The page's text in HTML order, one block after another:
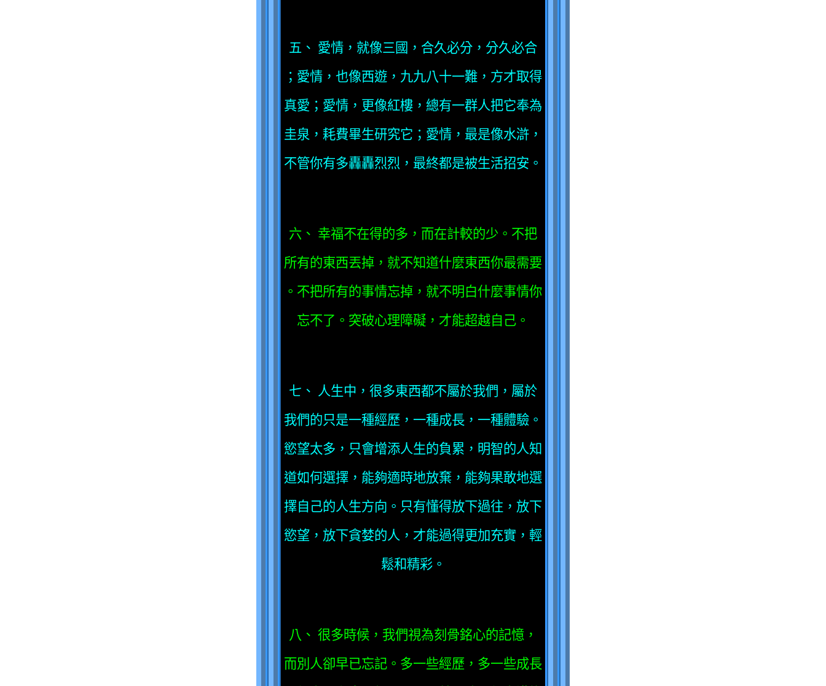
五、 愛情，就像三國，合久必分，分久必合
；愛情，也像西遊，九九八十一難，方才取得
真愛；愛情，更像紅樓，總有一群人把它奉為
圭泉，耗費畢生研究它；愛情，最是像水滸，
不管你有多轟轟烈烈，最終都是被生活招安。
六、 幸福不在得的多，而在計較的少。不把
所有的東西丟掉，就不知道什麼東西你最需要
。不把所有的事情忘掉，就不明白什麼事情你
忘不了。突破心理障礙，才能超越自己。
七、 人生中，很多東西都不屬於我們，屬於
我們的只是一種經歷，一種成長，一種體驗。
慾望太多，只會增添人生的負累，明智的人知
道如何選擇，能夠適時地放棄，能夠果敢地選
擇自己的人生方向。只有懂得放下過往，放下
慾望，放下貪婪的人，才能過得更加充實，輕
鬆和精彩。
八、 很多時候，我們視為刻骨銘心的記憶，
而別人卻早已忘記。多一些經歷，多一些成長